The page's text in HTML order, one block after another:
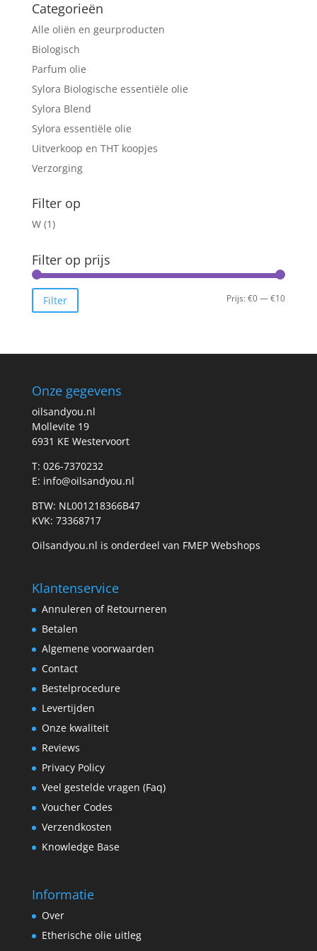
Categorieën
Alle oliën en geurproducten
Biologisch
Parfum olie
Sylora Biologische essentiële olie
Sylora Blend
Sylora essentiële olie
Uitverkoop en THT koopjes
Verzorging
Filter op
W (1)
Filter op prijs
Min.
Max.
Filter Prijs:€0—€10
Onze gegevens
oilsandyou.nl
Mollevite 19
6931 KE Westervoort
T: 026-7370232
E: info@oilsandyou.nl
BTW: NL001218366B47
KVK: 73368717
Oilsandyou.nl is onderdeel van FMEP Webshops
Klantenservice
Annuleren of Retourneren
Betalen
Algemene voorwaarden
Contact
Bestelprocedure
Levertijden
Onze kwaliteit
Reviews
Privacy Policy
Veel gestelde vragen (Faq)
Voucher Codes
Verzendkosten
Knowledge Base
Informatie
Over
Etherische olie uitleg